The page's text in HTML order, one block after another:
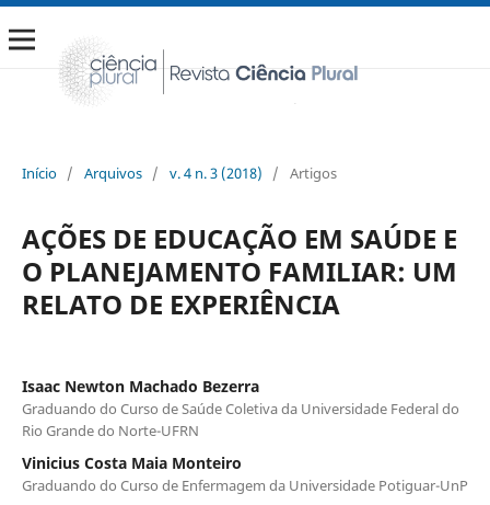
Início / Arquivos / v. 4 n. 3 (2018) / Artigos
AÇÕES DE EDUCAÇÃO EM SAÚDE E
O PLANEJAMENTO FAMILIAR: UM
RELATO DE EXPERIÊNCIA
Isaac Newton Machado Bezerra
Graduando do Curso de Saúde Coletiva da Universidade Federal do
Rio Grande do Norte-UFRN
Vinicius Costa Maia Monteiro
Graduando do Curso de Enfermagem da Universidade Potiguar-UnP